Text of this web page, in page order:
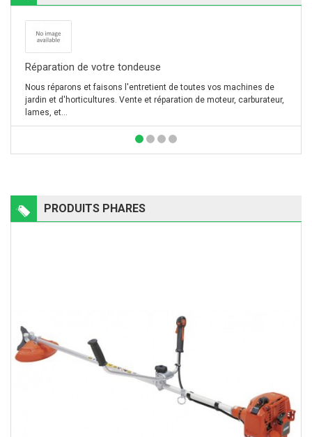
Réparation de votre tondeuse
Nous réparons et faisons l'entretient de toutes vos machines de
jardin et d'horticultures. Vente et réparation de moteur, carburateur,
lames, et...
PRODUITS PHARES